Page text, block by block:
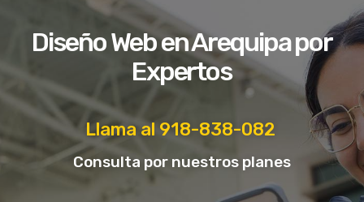
Diseño Web en Arequipa por
Expertos
Llama al 918-838-082
Consulta por nuestros planes